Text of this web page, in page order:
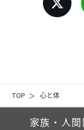
TOP 心と体
家族・人